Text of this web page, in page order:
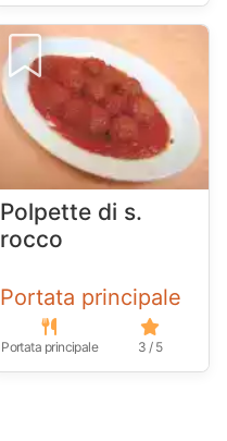
Polpette di s.
rocco
Portata principale
Portata principale 3 / 5